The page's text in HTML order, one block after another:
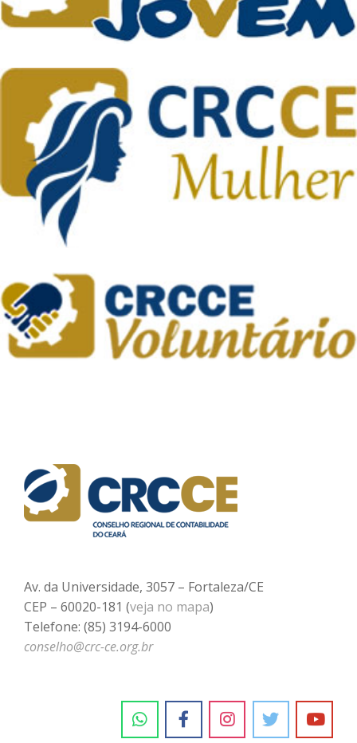
Av. da Universidade, 3057 – Fortaleza/CE
CEP – 60020-181 (veja no mapa)
Telefone: (85) 3194-6000
conselho@crc-ce.org.br